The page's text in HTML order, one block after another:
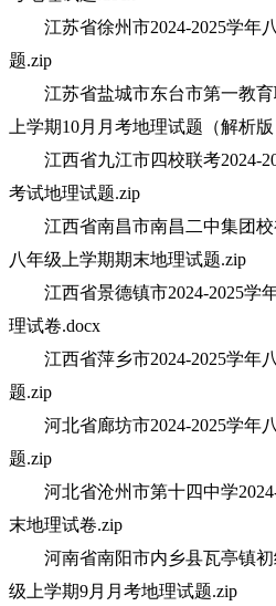
江苏省徐州市2024-2025学年
题.zip
江苏省盐城市东台市第一教育
上学期10月月考地理试题（解析
江西省九江市四校联考2024-
考试地理试题.zip
江西省南昌市南昌二中集团校
八年级上学期期末地理试题.zip
江西省景德镇市2024-2025学
理试卷.docx
江西省萍乡市2024-2025学年
题.zip
河北省廊坊市2024-2025学年
题.zip
河北省沧州市第十四中学2024-
末地理试卷.zip
河南省南阳市内乡县瓦亭镇初
级上学期9月月考地理试题.zip